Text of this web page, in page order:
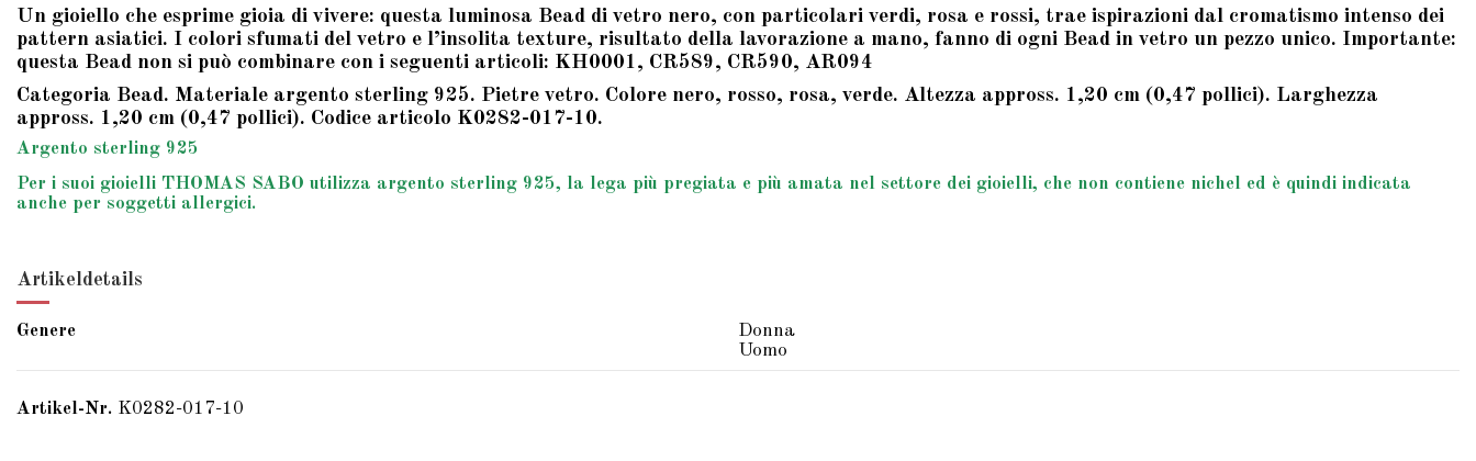
Un gioiello che esprime gioia di vivere: questa luminosa Bead di vetro nero, con particolari verdi, rosa e rossi, trae ispirazioni dal cromatismo intenso dei
pattern asiatici. I colori sfumati del vetro e l’insolita texture, risultato della lavorazione a mano, fanno di ogni Bead in vetro un pezzo unico. Importante:
questa Bead non si può combinare con i seguenti articoli: KH0001, CR589, CR590, AR094
Categoria Bead. Materiale argento sterling 925. Pietre vetro. Colore nero, rosso, rosa, verde. Altezza appross. 1,20 cm (0,47 pollici). Larghezza
appross. 1,20 cm (0,47 pollici). Codice articolo K0282-017-10.
Argento sterling 925
Per i suoi gioielli THOMAS SABO utilizza argento sterling 925, la lega più pregiata e più amata nel settore dei gioielli, che non contiene nichel ed è quindi indicata
anche per soggetti allergici.
Artikeldetails
Genere
Donna
Uomo
Artikel-Nr. K0282-017-10